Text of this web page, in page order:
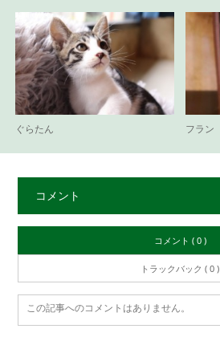
ぐらたん フラン
コメント
コメント ( 0 )
トラックバック ( 0 )
この記事へのコメントはありません。